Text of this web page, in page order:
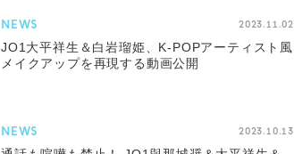
NEWS 2023.11.02
JO1大平祥生＆白岩瑠姫、K-POPアーティスト風
メイクアップを再現する動画公開
NEWS 2023.10.13